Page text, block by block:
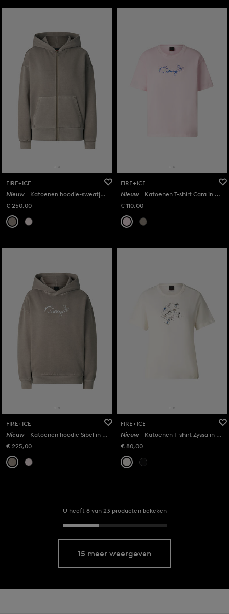
FIRE+ICE
Nieuw
Katoenen hoodie-sweatjas Ilona in Taupe
€ 250,00
FIRE+ICE
Nieuw
Katoenen T-shirt Cara in Roze
€ 110,00
FIRE+ICE
Nieuw
Katoenen hoodie Sibel in Taupe
€ 225,00
FIRE+ICE
Nieuw
Katoenen T-shirt Zyssa in Off-White
€ 80,00
U heeft 8 van 23 producten bekeken
15 meer weergeven